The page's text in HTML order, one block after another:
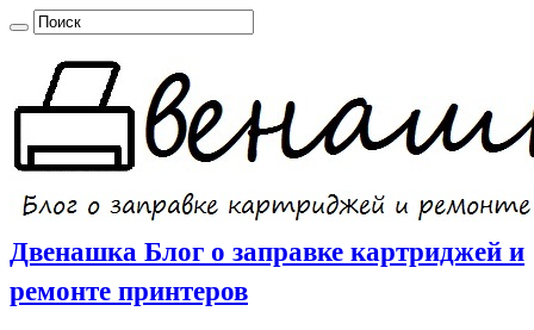
Двенашка Блог о заправке картриджей и
ремонте принтеров